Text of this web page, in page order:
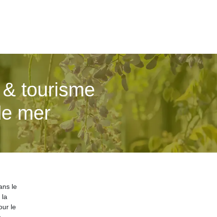
tourisme
mer
le
la
le